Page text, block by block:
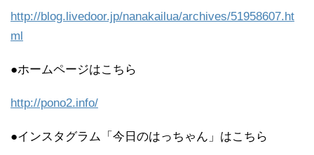
http://blog.livedoor.jp/nanakailua/archives/51958607.ht
ml
●ホームページはこちら
http://pono2.info/
●インスタグラム「今日のはっちゃん」はこちら